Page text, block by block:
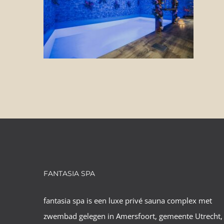
FANTASIA SPA
fantasia spa is een luxe privé sauna complex met
zwembad gelegen in Amersfoort, gemeente Utrecht,